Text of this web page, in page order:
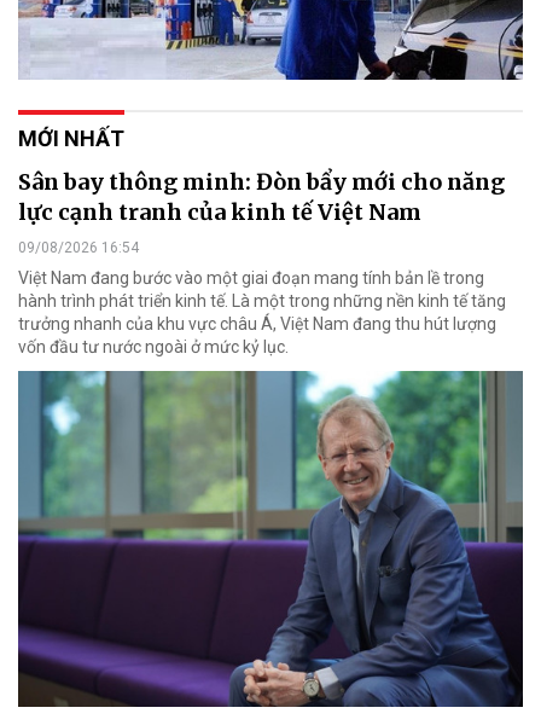
MỚI NHẤT
Sân bay thông minh: Đòn bẩy mới cho năng
lực cạnh tranh của kinh tế Việt Nam
09/08/2026 16:54
Việt Nam đang bước vào một giai đoạn mang tính bản lề trong
hành trình phát triển kinh tế. Là một trong những nền kinh tế tăng
trưởng nhanh của khu vực châu Á, Việt Nam đang thu hút lượng
vốn đầu tư nước ngoài ở mức kỷ lục.